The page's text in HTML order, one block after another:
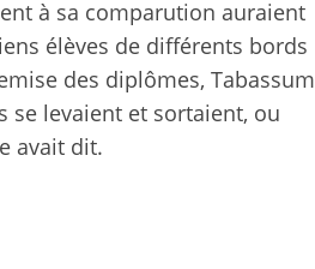
à sa comparution auraient
élèves de différents bords
des diplômes, Tabassum
se levaient et sortaient, ou
avait dit.